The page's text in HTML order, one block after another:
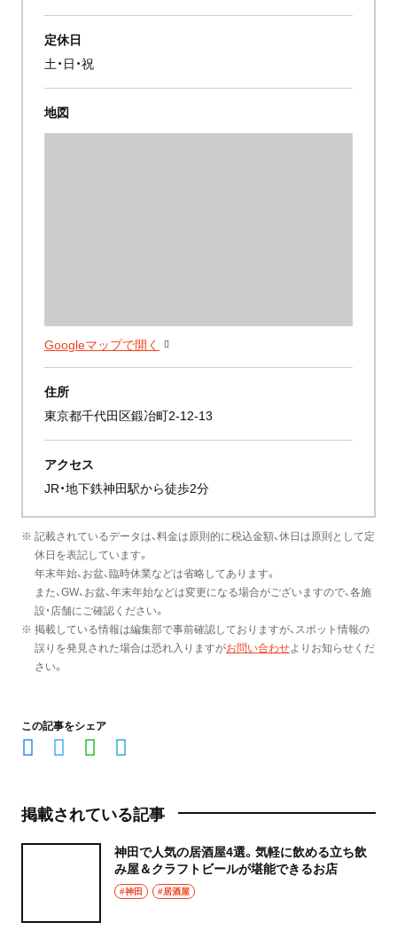
定休日
土・日・祝
地図
Googleマップで開く
住所
東京都千代田区鍛冶町2-12-13
アクセス
JR・地下鉄神田駅から徒歩2分
※ 記載されているデータは、料金は原則的に税込金額、休日は原則として定
休日を表記しています。
年末年始、お盆、臨時休業などは省略してあります。
また、GW、お盆、年末年始などは変更になる場合がございますので、各施
設・店舗にご確認ください。
※ 掲載している情報は編集部で事前確認しておりますが、スポット情報の
誤りを発見された場合は恐れ入りますがお問い合わせよりお知らせくだ
さい。
この記事をシェア
掲載されている記事
神田で人気の居酒屋4選。気軽に飲める立ち飲
み屋＆クラフトビールが堪能できるお店
#神田 #居酒屋